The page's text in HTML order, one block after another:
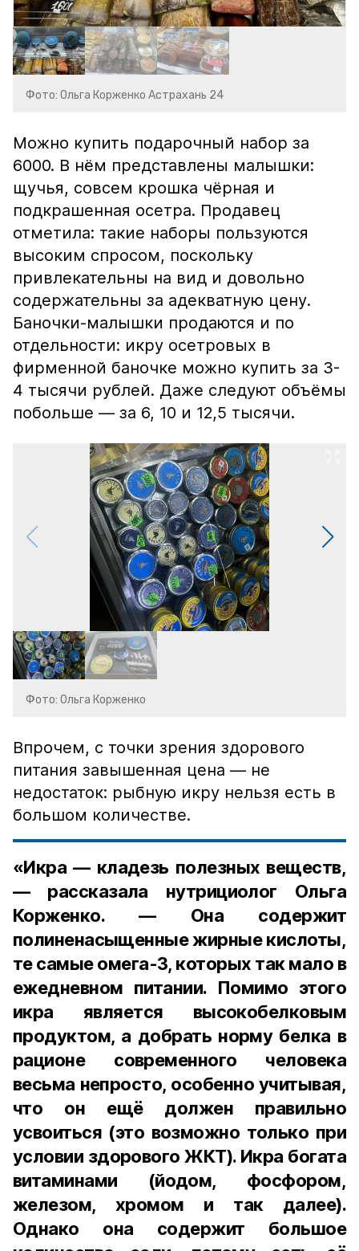
Фото: Ольга Корженко Астрахань 24
Можно купить подарочный набор за
6000. В нём представлены малышки:
щучья, совсем крошка чёрная и
подкрашенная осетра. Продавец
отметила: такие наборы пользуются
высоким спросом, поскольку
привлекательны на вид и довольно
содержательны за адекватную цену.
Баночки-малышки продаются и по
отдельности: икру осетровых в
фирменной баночке можно купить за 3-
4 тысячи рублей. Даже следуют объёмы
побольше — за 6, 10 и 12,5 тысячи.
Фото: Ольга Корженко
Впрочем, с точки зрения здорового
питания завышенная цена — не
недостаток: рыбную икру нельзя есть в
большом количестве.
«Икра — кладезь полезных веществ,
— рассказала нутрициолог Ольга
Корженко. — Она содержит
полиненасыщенные жирные кислоты,
те самые омега-3, которых так мало в
ежедневном питании. Помимо этого
икра является высокобелковым
продуктом, а добрать норму белка в
рационе современного человека
весьма непросто, особенно учитывая,
что он ещё должен правильно
усвоиться (это возможно только при
условии здорового ЖКТ). Икра богата
витаминами (йодом, фосфором,
железом, хромом и так далее).
Однако она содержит большое